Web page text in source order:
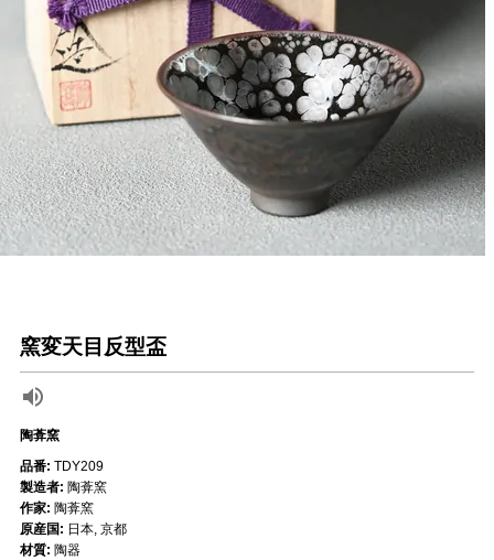
窯変天目反型盃
陶葊窯
品番: TDY209
製造者: 陶葊窯
作家: 陶葊窯
原産国: 日本, 京都
材質: 陶器